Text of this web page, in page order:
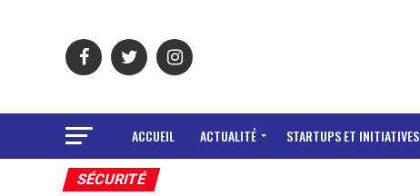
ACCUEIL ACTUALITÉ STARTUPS ET INITIATIVES
SÉCURITÉ